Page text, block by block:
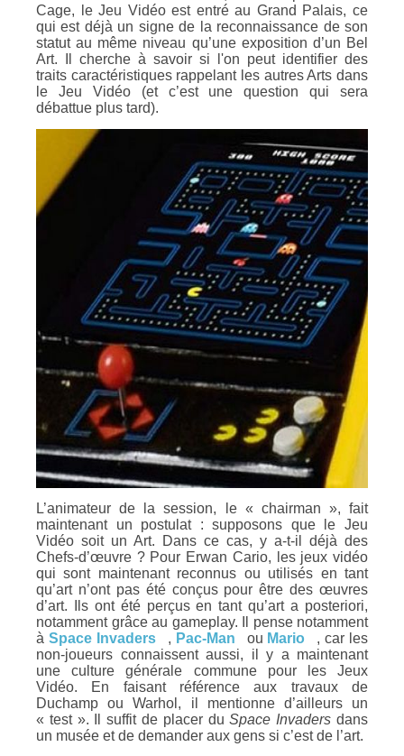
Cage, le Jeu Vidéo est entré au Grand Palais, ce
qui est déjà un signe de la reconnaissance de son
statut au même niveau qu’une exposition d’un Bel
Art. Il cherche à savoir si l'on peut identifier des
traits caractéristiques rappelant les autres Arts dans
le Jeu Vidéo (et c’est une question qui sera
débattue plus tard).
L’animateur de la session, le « chairman », fait
maintenant un postulat : supposons que le Jeu
Vidéo soit un Art. Dans ce cas, y a-t-il déjà des
Chefs-d’œuvre ? Pour Erwan Cario, les jeux vidéo
qui sont maintenant reconnus ou utilisés en tant
qu’art n’ont pas été conçus pour être des œuvres
d’art. Ils ont été perçus en tant qu’art a posteriori,
notamment grâce au gameplay. Il pense notamment
à Space Invaders , Pac-Man ou Mario
, car les
non-joueurs connaissent aussi, il y a maintenant
une culture générale commune pour les Jeux
Vidéo. En faisant référence aux travaux de
Duchamp ou Warhol, il mentionne d’ailleurs un
« test ». Il suffit de placer duSpace Invaders dans
un musée et de demander aux gens si c’est de l’art.